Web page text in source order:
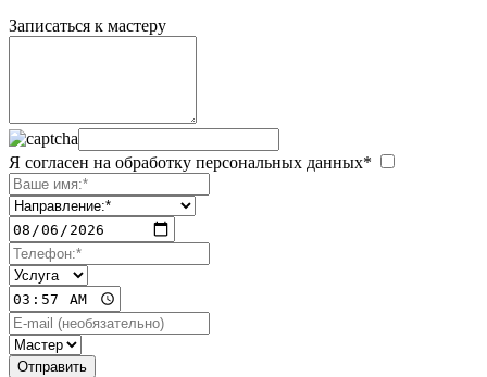
Записаться к мастеру
Я согласен на обработку персональных данных*